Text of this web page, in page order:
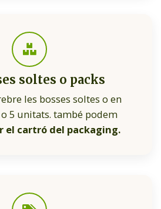
soltes o packs
les bosses soltes o en
o 5 unitats. també podem
el cartró del packaging.